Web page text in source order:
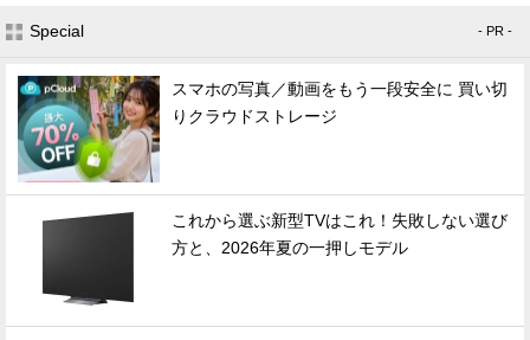
Special - PR -
スマホの写真／動画をもう一段安全に 買い切
りクラウドストレージ
これから選ぶ新型TVはこれ！失敗しない選び
方と、2026年夏の一押しモデル